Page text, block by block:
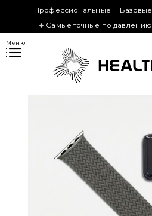
Профессиональные Базовые
𖦏 Самые точные по давлению
Меню